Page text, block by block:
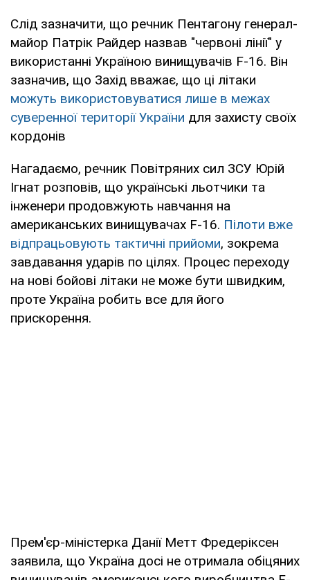
Слід зазначити, що речник Пентагону генерал-
майор Патрік Райдер назвав "червоні лінії" у
використанні Україною винищувачів F-16. Він
зазначив, що Захід вважає, що ці літаки
можуть використовуватися лише в межах
суверенної території України для захисту своїх
кордонів
Нагадаємо, речник Повітряних сил ЗСУ Юрій
Ігнат розповів, що українські льотчики та
інженери продовжують навчання на
американських винищувачах F-16. Пілоти вже
відпрацьовують тактичні прийоми, зокрема
завдавання ударів по цілях. Процес переходу
на нові бойові літаки не може бути швидким,
проте Україна робить все для його
прискорення.
Прем'єр-міністерка Данії Метт Фредеріксен
заявила, що Україна досі не отримала обіцяних